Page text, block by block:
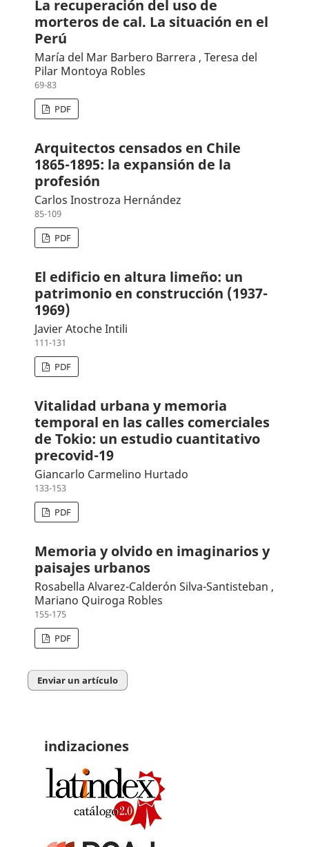
La recuperación del uso de
morteros de cal. La situación en el
Perú
María del Mar Barbero Barrera , Teresa del
Pilar Montoya Robles
69-83
PDF
Arquitectos censados en Chile
1865-1895: la expansión de la
profesión
Carlos Inostroza Hernández
85-109
PDF
El edificio en altura limeño: un
patrimonio en construcción (1937-
1969)
Javier Atoche Intili
111-131
PDF
Vitalidad urbana y memoria
temporal en las calles comerciales
de Tokio: un estudio cuantitativo
precovid-19
Giancarlo Carmelino Hurtado
133-153
PDF
Memoria y olvido en imaginarios y
paisajes urbanos
Rosabella Alvarez-Calderón Silva-Santisteban ,
Mariano Quiroga Robles
155-175
PDF
Enviar un artículo
indizaciones